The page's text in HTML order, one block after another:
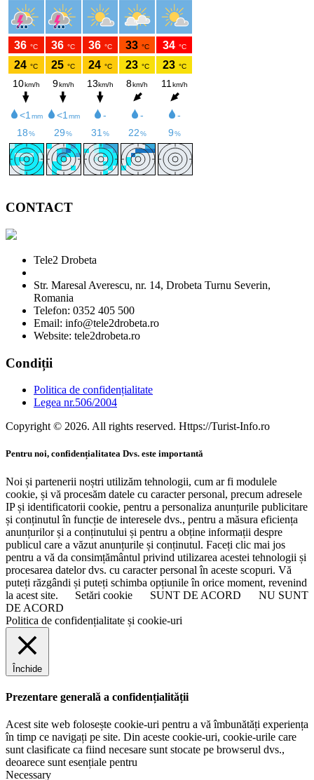
CONTACT
Tele2 Drobeta
Str. Maresal Averescu, nr. 14, Drobeta Turnu Severin,
Romania
Telefon: 0352 405 500
Email: info@tele2drobeta.ro
Website: tele2drobeta.ro
Condiții
Politica de confidențialitate
Legea nr.506/2004
Copyright © 2026. All rights reserved. Https://Turist-Info.ro
Pentru noi, confidențialitatea Dvs. este importantă
Noi și partenerii noștri utilizăm tehnologii, cum ar fi modulele
cookie, și vă procesăm datele cu caracter personal, precum adresele
IP și identificatorii cookie, pentru a personaliza anunțurile publicitare
și conținutul în funcție de interesele dvs., pentru a măsura eficiența
anunțurilor și a conținutului și pentru a obține informații despre
publicul care a văzut anunțurile și conținutul. Faceți clic mai jos
pentru a vă da consimțământul privind utilizarea acestei tehnologii și
procesarea datelor dvs. cu caracter personal în aceste scopuri. Vă
puteți răzgândi și puteți schimba opțiunile în orice moment, revenind
la acest site.
Setări cookie SUNT DE ACORD
NU SUNT
DE ACORD
Politica de confidențialitate și cookie-uri
Închide
Prezentare generală a confidențialității
Acest site web folosește cookie-uri pentru a vă îmbunătăți experiența
în timp ce navigați pe site. Din aceste cookie-uri, cookie-urile care
sunt clasificate ca fiind necesare sunt stocate pe browserul dvs.,
deoarece sunt esențiale pentru
Necessary